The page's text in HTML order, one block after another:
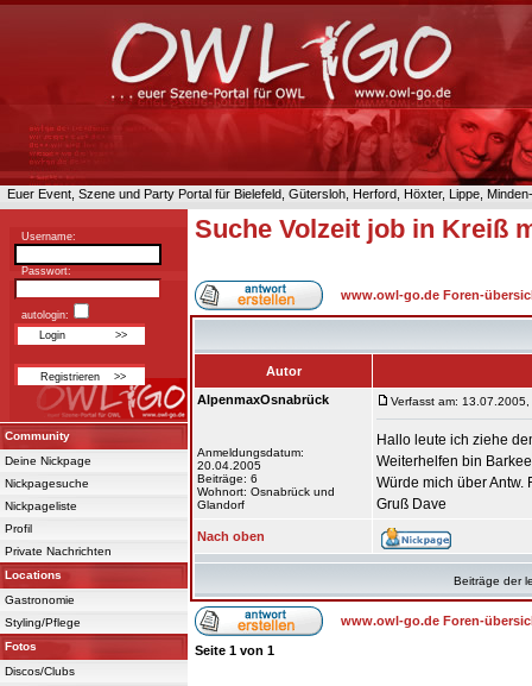
Euer Event, Szene und Party Portal für Bielefeld, Gütersloh, Herford, Höxter, Lippe,
Username:
Passwort:
autologin:
Community
Deine Nickpage
Nickpagesuche
Nickpageliste
Profil
Private Nachrichten
Locations
Gastronomie
Styling/Pflege
Fotos
Discos/Clubs
Suche Volzeit job in Kreiß
www.owl-go.de Foren-
Autor
AlpenmaxOsnabrück
Anmeldungsdatum:
20.04.2005
Beiträge: 6
Wohnort: Osnabrück und
Glandorf
Verfasst am:
Hallo leute ich ziehe
Weiterhelfen bin
Würde mich über Antw.
Gruß Dave
Nach oben
Beiträge der
www.owl-go.de Foren-
Seite 1 von 1